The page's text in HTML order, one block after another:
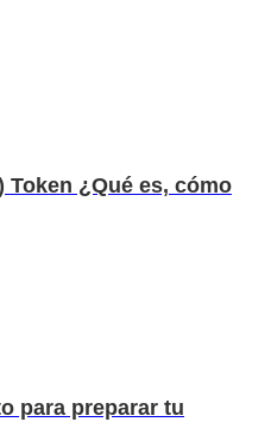
Token ¿Qué es, cómo
para preparar tu